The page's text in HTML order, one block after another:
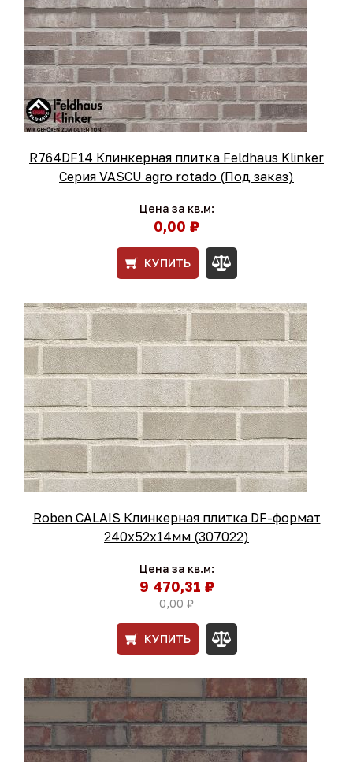
R764DF14 Клинкерная плитка Feldhaus Klinker
Серия VASCU agro rotado (Под заказ)
Цена за кв.м:
0,00 ₽
КУПИТЬ
Roben CALAIS Клинкерная плитка DF-формат
240x52x14мм (307022)
Цена за кв.м:
9 470,31 ₽
0,00 ₽
КУПИТЬ